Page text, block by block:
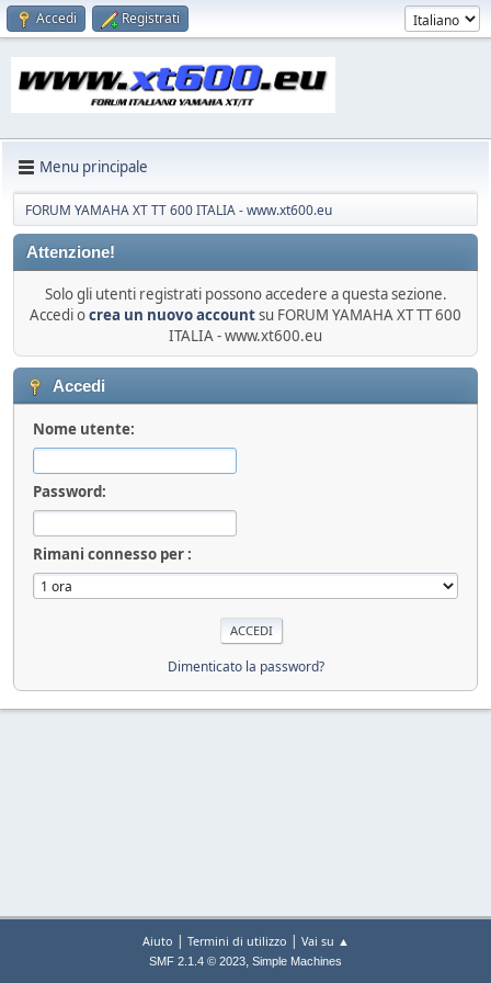
Accedi Registrati
Menu principale
FORUM YAMAHA XT TT 600 ITALIA - www.xt600.eu
Attenzione!
Solo gli utenti registrati possono accedere a questa sezione.
Accedi ocrea un nuovo accountsu FORUM YAMAHA XT TT 600
ITALIA - www.xt600.eu
Accedi
Nome utente:
Password:
Rimani connesso per :
Dimenticato la password?
Aiuto | Termini di utilizzo | Vai su ▲
SMF 2.1.4 © 2023, Simple Machines